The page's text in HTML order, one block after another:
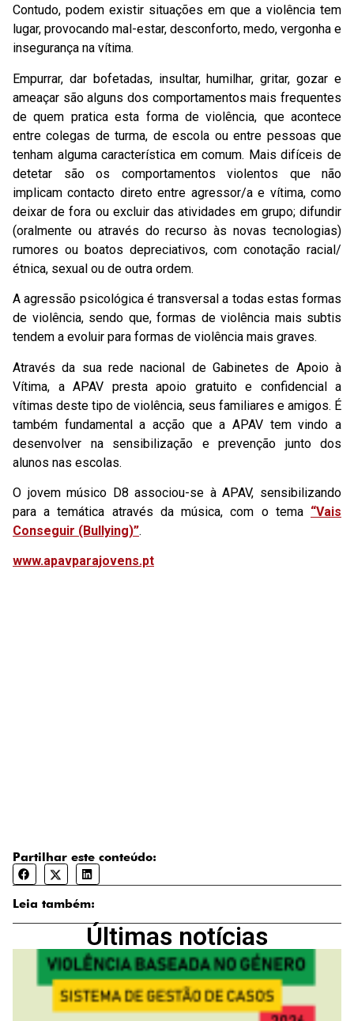
Contudo, podem existir situações em que a violência tem
lugar, provocando mal-estar, desconforto, medo, vergonha e
insegurança na vítima.
Empurrar, dar bofetadas, insultar, humilhar, gritar, gozar e
ameaçar são alguns dos comportamentos mais frequentes
de quem pratica esta forma de violência, que acontece
entre colegas de turma, de escola ou entre pessoas que
tenham alguma característica em comum. Mais difíceis de
detetar são os comportamentos violentos que não
implicam contacto direto entre agressor/a e vítima, como
deixar de fora ou excluir das atividades em grupo; difundir
(oralmente ou através do recurso às novas tecnologias)
rumores ou boatos depreciativos, com conotação racial/
étnica, sexual ou de outra ordem.
A agressão psicológica é transversal a todas estas formas
de violência, sendo que, formas de violência mais subtis
tendem a evoluir para formas de violência mais graves.
Através da sua rede nacional de Gabinetes de Apoio à
Vítima, a APAV presta apoio gratuito e confidencial a
vítimas deste tipo de violência, seus familiares e amigos. É
também fundamental a acção que a APAV tem vindo a
desenvolver na sensibilização e prevenção junto dos
alunos nas escolas.
O jovem músico D8 associou-se à APAV, sensibilizando
para a temática através da música, com o tema “Vais
Conseguir (Bullying)”.
www.apavparajovens.pt
Partilhar este conteúdo:
Leia também:
Últimas notícias